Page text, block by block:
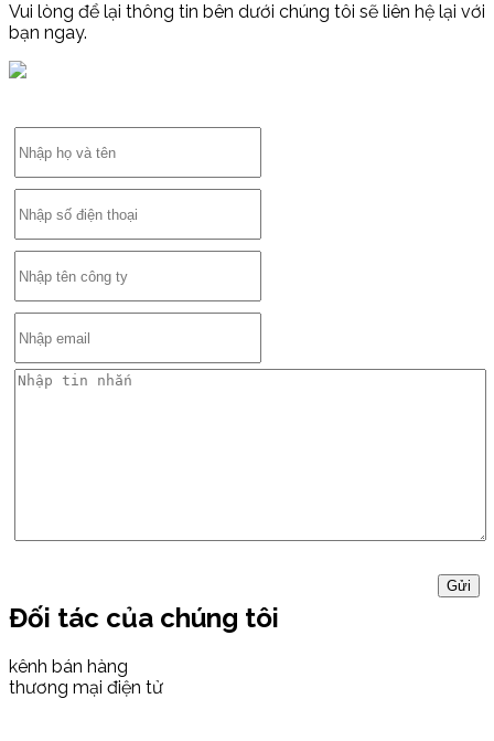
Vui lòng để lại thông tin bên dưới chúng tôi sẽ liên hệ lại với
bạn ngay.
Đối tác của chúng tôi
kênh bán hàng
thương mại điện tử